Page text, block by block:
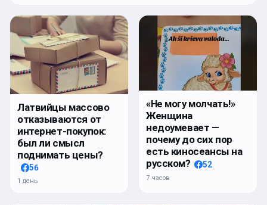
Латвийцы массово
отказываются от
интернет-покупок:
был ли смысл
поднимать цены?
56
1 день
«Не могу молчать!»
Женщина
недоумевает —
почему до сих пор
есть киносеансы на
русском?
52
7 часов